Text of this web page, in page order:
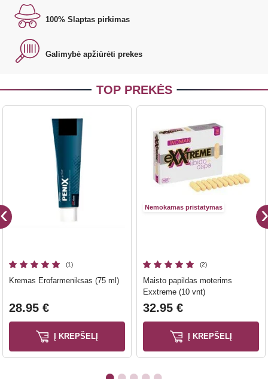
100% Slaptas pirkimas
Galimybė apžiūrėti prekes
TOP PREKĖS
(1)
Kremas Erofarmeniksas (75 ml)
28.95 €
Į KREPŠELĮ
Nemokamas pristatymas
(2)
Maisto papildas moterims
Exxtreme (10 vnt)
32.95 €
Į KREPŠELĮ